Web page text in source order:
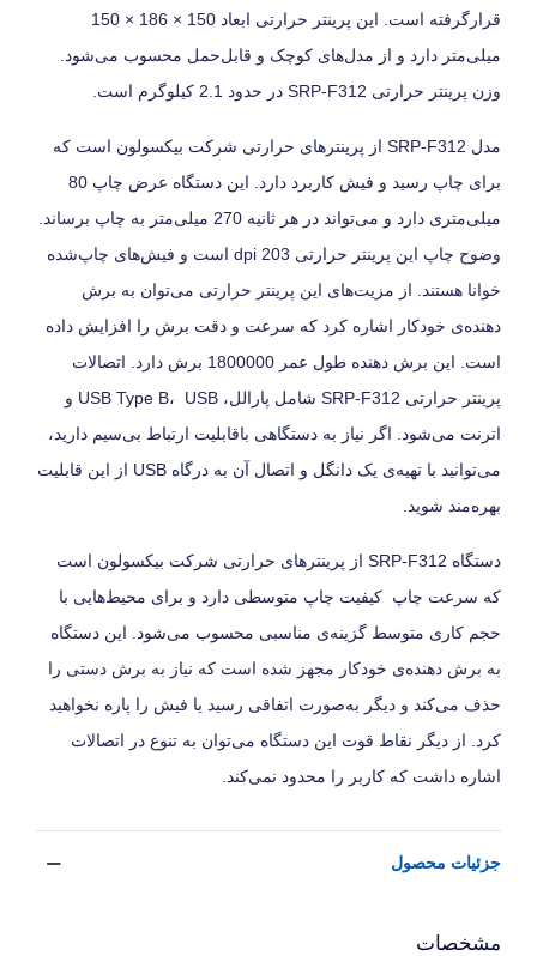
قرارگرفته است. این پرینتر حرارتی ابعاد 150 × 186 × 150
میلی‌متر دارد و از مدل‌های کوچک و قابل‌حمل محسوب می‌شود.
وزن پرینتر حرارتی SRP-F312 در حدود 2.1 کیلوگرم است.
مدل SRP-F312 از پرینترهای حرارتی شرکت بیکسولون است که
برای چاپ رسید و فیش کاربرد دارد. این دستگاه عرض چاپ 80
میلی‌متری دارد و می‌تواند در هر ثانیه 270 میلی‌متر به چاپ برساند.
وضوح چاپ این پرینتر حرارتی 203 dpi است و فیش‌های چاپ‌شده
خوانا هستند. از مزیت‌های این پرینتر حرارتی می‌توان به برش
دهنده‌ی خودکار اشاره کرد که سرعت و دقت برش را افزایش داده
است. این برش دهنده طول عمر 1800000 برش دارد. اتصالات
پرینتر حرارتی SRP-F312 شامل پارالل، USB Type B، USB و
اترنت می‌شود. اگر نیاز به دستگاهی باقابلیت ارتباط بی‌سیم دارید،
می‌توانید با تهیه‌ی یک دانگل و اتصال آن به درگاه USB از این قابلیت
بهره‌مند شوید.
دستگاه SRP-F312 از پرینترهای حرارتی شرکت بیکسولون است
که سرعت چاپ کیفیت چاپ متوسطی دارد و برای محیط‌هایی با
حجم کاری متوسط گزینه‌ی مناسبی محسوب می‌شود. این دستگاه
به برش دهنده‌ی خودکار مجهز شده است که نیاز به برش دستی را
حذف می‌کند و دیگر به‌صورت اتفاقی رسید یا فیش را پاره نخواهید
کرد. از دیگر نقاط قوت این دستگاه می‌توان به تنوع در اتصالات
اشاره داشت که کاربر را محدود نمی‌کند.
جزئیات محصول
مشخصات